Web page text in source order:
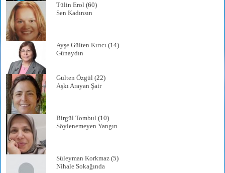
Tülin Erol (60)
Sen Kadınsın
Ayşe Gülten Kırıcı (14)
Günaydın
Gülten Özgül (22)
Aşkı Arayan Şair
Birgül Tombul (10)
Söylenemeyen Yangın
Süleyman Korkmaz (5)
Nihale Sokağında